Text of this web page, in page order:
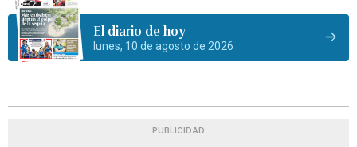
El diario de hoy
lunes, 10 de agosto de 2026
PUBLICIDAD